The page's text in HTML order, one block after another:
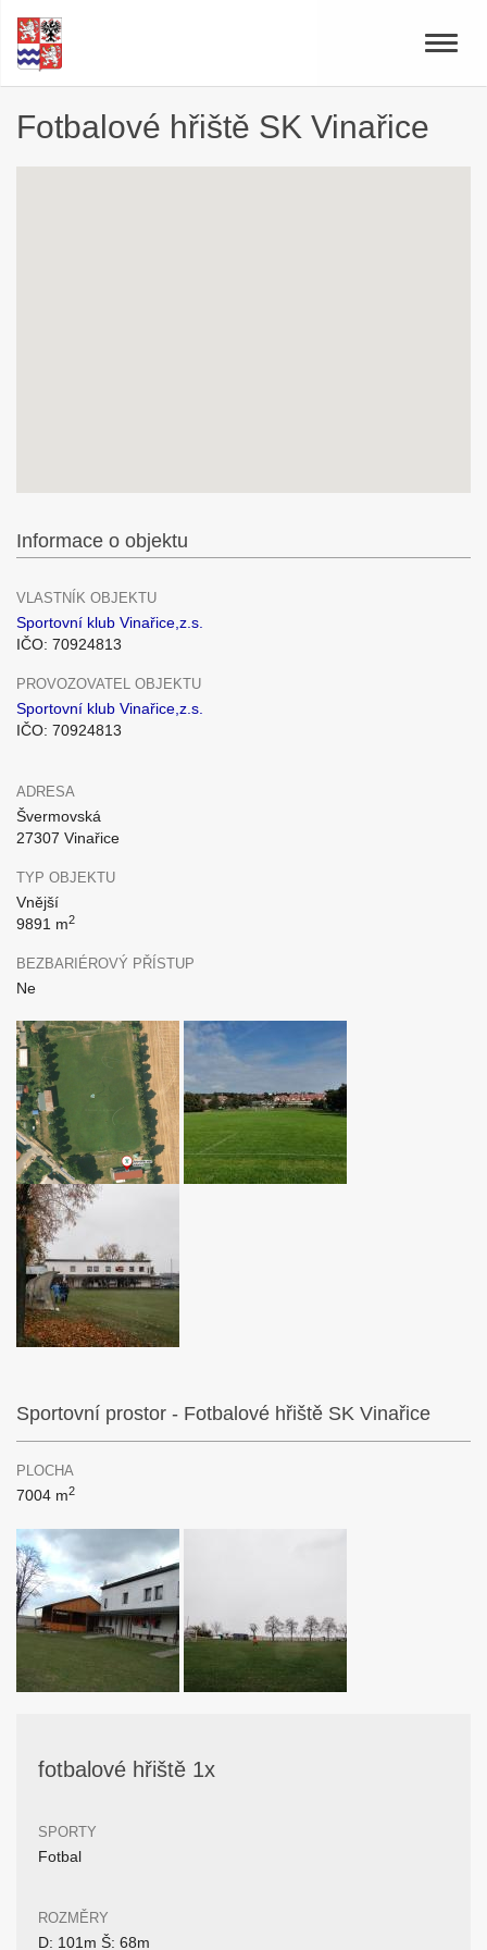
Toggle
Fotbalové hřiště SK Vinařice
Informace o objektu
VLASTNÍK OBJEKTU
Sportovní klub Vinařice,z.s.
IČO: 70924813
PROVOZOVATEL OBJEKTU
Sportovní klub Vinařice,z.s.
IČO: 70924813
ADRESA
Švermovská
27307 Vinařice
TYP OBJEKTU
Vnější
9891 m2
BEZBARIÉROVÝ PŘÍSTUP
Ne
Sportovní prostor - Fotbalové hřiště SK Vinařice
PLOCHA
7004 m2
fotbalové hřiště 1x
SPORTY
Fotbal
ROZMĚRY
D: 101m Š: 68m